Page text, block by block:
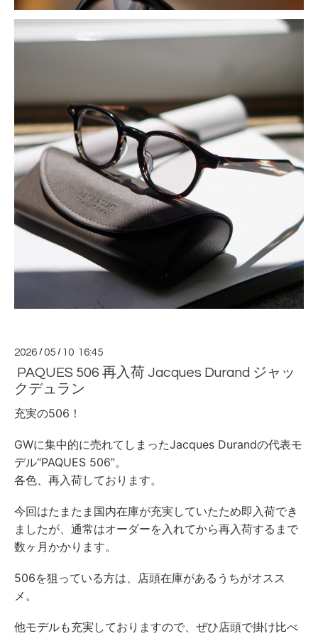
2026 /05 / 10 16:45
PAQUES 506 再入荷 Jacques Durand ジャッ
クデュラン
充実の506！
GWに集中的に売れてしまったJacques Durandの代表モ
デル“PAQUES 506”。
各色、再入荷しております。
今回はたまたま国内在庫が充実していたため即入荷でき
ましたが、通常はオーダーを入れてから再入荷するまで
数ヶ月かかります。
506を狙っている方は、店頭在庫があるうちがオスス
メ。
他モデルも充実しておりますので、ぜひ店頭で掛け比べ